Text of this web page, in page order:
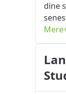
dine
for
den
på